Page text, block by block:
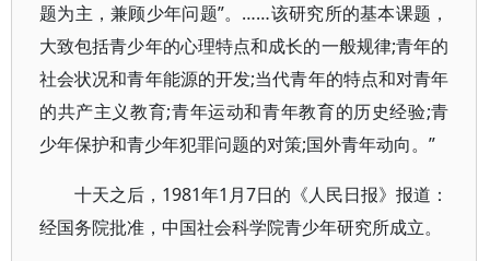
题为主，兼顾少年问题”。……该研究所的基本课题，
大致包括青少年的心理特点和成长的一般规律;青年的
社会状况和青年能源的开发;当代青年的特点和对青年
的共产主义教育;青年运动和青年教育的历史经验;青
少年保护和青少年犯罪问题的对策;国外青年动向。”
十天之后，1981年1月7日的《人民日报》报道：
经国务院批准，中国社会科学院青少年研究所成立。